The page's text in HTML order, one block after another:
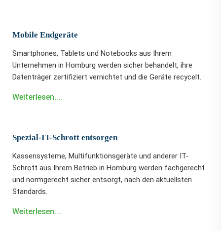
Mobile Endgeräte
Smartphones, Tablets und Notebooks aus Ihrem
Unternehmen in Homburg werden sicher behandelt, ihre
Datenträger zertifiziert vernichtet und die Geräte recycelt.
Weiterlesen....
Spezial-IT-Schrott entsorgen
Kassensysteme, Multifunktionsgeräte und anderer IT-
Schrott aus Ihrem Betrieb in Homburg werden fachgerecht
und normgerecht sicher entsorgt, nach den aktuellsten
Standards.
Weiterlesen....